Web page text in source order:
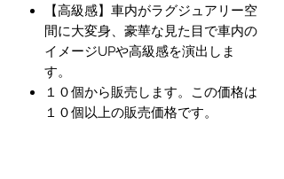
【高級感】車内がラグジュアリー空
間に大変身、豪華な見た目で車内の
イメージUPや高級感を演出しま
す。
１０個から販売します。この価格は
１０個以上の販売価格です。